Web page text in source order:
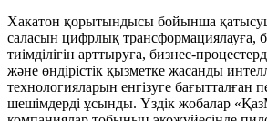
Хакатон қорытындысы бойынша
саласын цифрлық трансформациялауға,
тиімділігін арттыруға, бизнес-
және өндірістік қызметке жасанды
технологияларын енгізуге бағытталған
шешімдерді ұсынды. Үздік жобалар